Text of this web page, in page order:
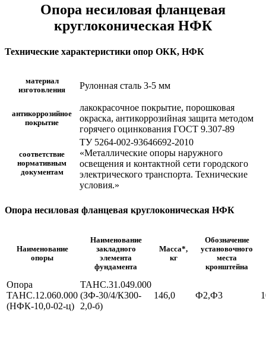
Опора несиловая фланцевая
круглоконическая НФК
Технические характеристики опор ОКК, НФК
материал
изготовления
Рулонная сталь 3-5 мм
антикоррозийное
покрытие
лакокрасочное покрытие, порошковая
окраска, антикоррозийная защита методом
горячего оцинкования ГОСТ 9.307-89
соответствие
нормативным
документам
ТУ 5264-002-93646692-2010
«Металлические опоры наружного
освещения и контактной сети городского
электрического транспорта. Технические
условия.»
Опора несиловая фланцевая круглоконическая НФК
Наименование
опоры
Наименование
закладного
элемента
фундамента
Масса*,
кг
Обозначение
установочного
места
кронштейна
Опора
ТАНС.12.060.000
(НФК-10,0-02-ц)
ТАНС.31.049.000
(ЗФ-30/4/К300-
2,0-б)
146,0 Ф2,Ф3